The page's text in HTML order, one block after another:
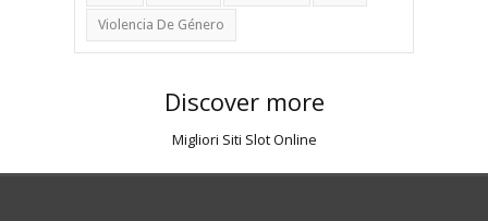
Violencia De Género
Discover more
Migliori Siti Slot Online